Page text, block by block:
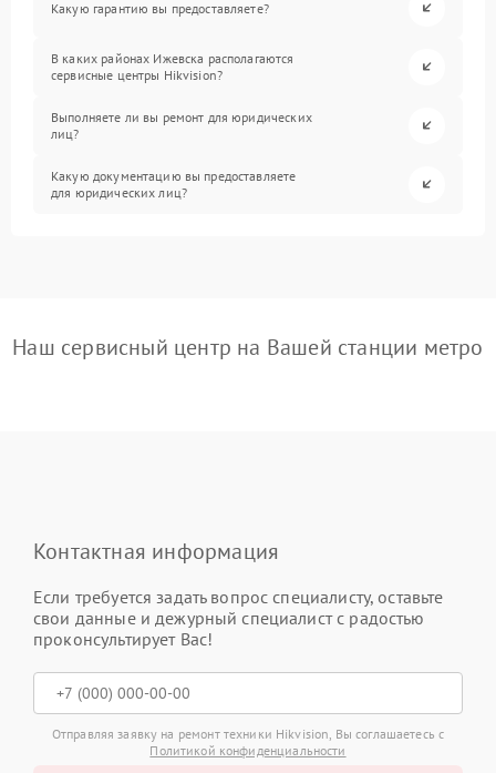
Какую гарантию вы предоставляете?
В каких районах Ижевска располагаются
сервисные центры Hikvision?
Выполняете ли вы ремонт для юридических
лиц?
Какую документацию вы предоставляете
для юридических лиц?
Наш сервисный центр на Вашей станции метро
Контактная информация
Если требуется задать вопрос специалисту, оставьте
свои данные и дежурный специалист с радостью
проконсультирует Вас!
Отправляя заявку на ремонт техники Hikvision, Вы соглашаетесь с
Политикой конфиденциальности